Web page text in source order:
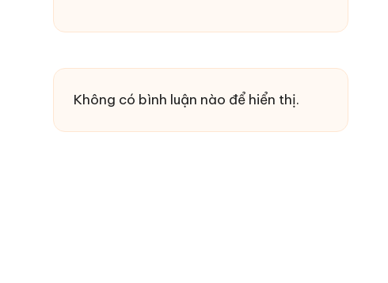
Không có bình luận nào để hiển thị.